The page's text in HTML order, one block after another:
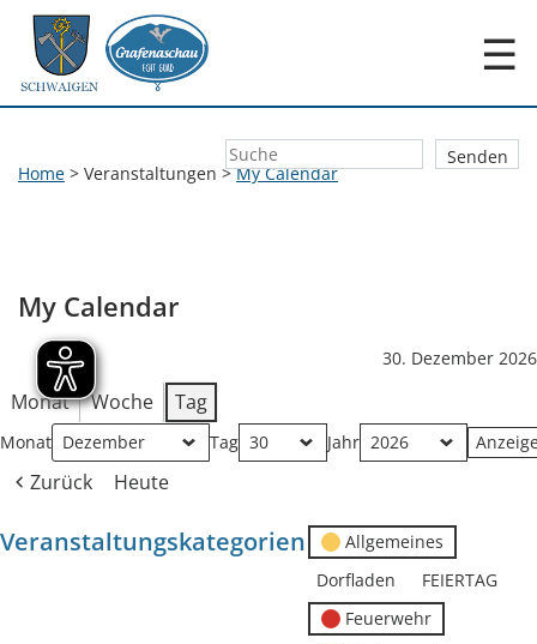
☰
Home > Veranstaltungen >My Calendar
My Calendar
30. Dezember 2026
Monat Woche Tag
Monat Tag Jahr
Zurück Heute
Veranstaltungskategorien
Allgemeines
Dorfladen
FEIERTAG
Feuerwehr